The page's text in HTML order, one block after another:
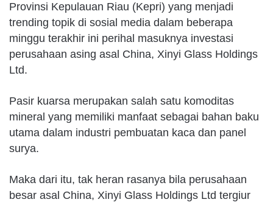
Provinsi Kepulauan Riau (Kepri) yang menjadi
trending topik di sosial media dalam beberapa
minggu terakhir ini perihal masuknya investasi
perusahaan asing asal China, Xinyi Glass Holdings
Ltd.
Pasir kuarsa merupakan salah satu komoditas
mineral yang memiliki manfaat sebagai bahan baku
utama dalam industri pembuatan kaca dan panel
surya.
Maka dari itu, tak heran rasanya bila perusahaan
besar asal China, Xinyi Glass Holdings Ltd tergiur